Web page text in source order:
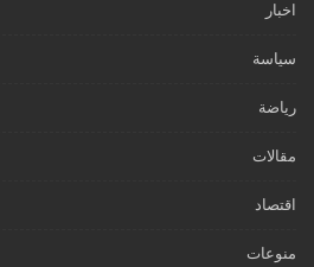
اخبار
سياسة
رياضة
مقالات
اقتصاد
منوعات